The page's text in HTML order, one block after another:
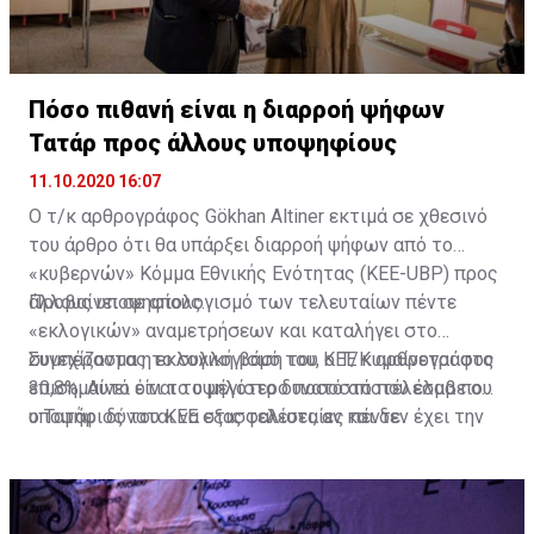
Πόσο πιθανή είναι η διαρροή ψήφων
Τατάρ προς άλλους υποψηφίους
11.10.2020 16:07
Ο τ/κ αρθρογράφος Gökhan Altiner εκτιμά σε χθεσινό
του άρθρο ότι θα υπάρξει διαρροή ψήφων από το
«κυβερνών» Κόμμα Εθνικής Ενότητας (KEE-UBP) προς
άλλους υποψηφίους.
Προβαίνει σε απολογισμό των τελευταίων πέντε
«εκλογικών» αναμετρήσεων και καταλήγει στο
συμπέρασμα η εκλογική βάση του ΚΕΕ κυμαίνεται στο
30,8%. Αυτό είναι το μέγιστο δυνατό αποτέλεσμα που
ο Τατάρ δύναται να εξασφαλίσει, αν και δεν έχει την
υποψήφιος του ΚΕΕ στις τελευταίες αναμετρήσεις.
Συνεχίζοντας το συλλογισμό του, ο Τ/Κ αρθρογράφος
επισημαίνει ότι το υψηλότερο ποσοστό που έλαβε ο
υποψήφιος του ΚΕΕ στις τελευταίες πέντε
χαμηλότερο 22,73%. Ο αρθρογράφος τονίζει ότι
πρόκειται για μια αμφίρροπη αναμέτρηση με ανοικτό